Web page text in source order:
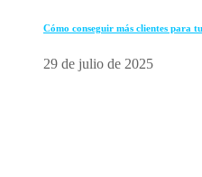
Cómo conseguir más clientes para
29 de julio de 2025